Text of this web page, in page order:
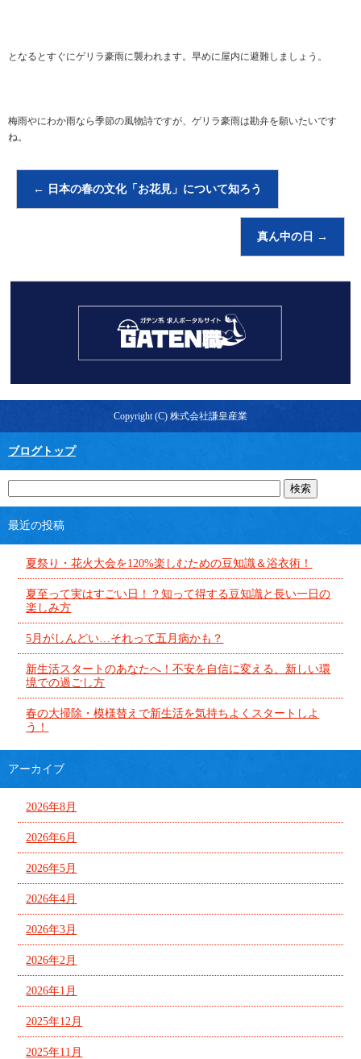
となるとすぐにゲリラ豪雨に襲われます。早めに屋内に避難しましょう。
梅雨やにわか雨なら季節の風物詩ですが、ゲリラ豪雨は勘弁を願いたいです
ね。
← 日本の春の文化「お花見」について知ろう
真ん中の日 →
Copyright (C) 株式会社謙皇産業
ブログトップ
最近の投稿
夏祭り・花火大会を120%楽しむための豆知識＆浴衣術！
夏至って実はすごい日！？知って得する豆知識と長い一日の
楽しみ方
5月がしんどい…それって五月病かも？
新生活スタートのあなたへ！不安を自信に変える、新しい環
境での過ごし方
春の大掃除・模様替えで新生活を気持ちよくスタートしよ
う！
アーカイブ
2026年8月
2026年6月
2026年5月
2026年4月
2026年3月
2026年2月
2026年1月
2025年12月
2025年11月